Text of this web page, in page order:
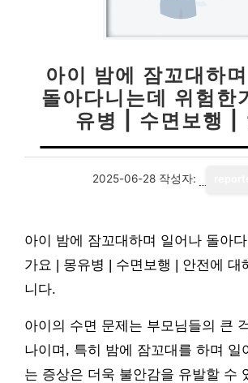
아이 밤에 잠꼬대하
돌아다니는데 위험한
유병 | 수면보행 |
2025-06-28 작성자:
아이 밤에 잠꼬대하며 일어나 돌아
가요 | 몽유병 | 수면보행 | 안전에 대
니다.
아이의 수면 문제는 부모님들의 큰
나이며, 특히 밤에 잠꼬대를 하며 일
는 증상은 더욱 불안감을 유발할 수